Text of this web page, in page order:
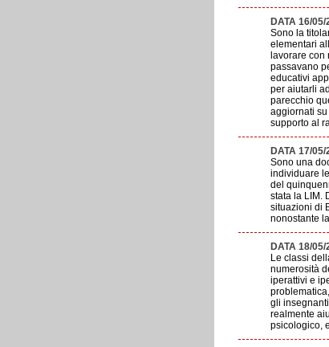
DATA 16/
Sono la
elementari
lavorare
passavano
educativi
per aiutarli
parecchio
aggiornati
supporto al
DATA 17/
Sono una
individuare
del
stata la LIM.
situazioni di
nonostante
DATA 18/
Le classi
numerosità
iperattivi e
gli
realmente
psicologico,